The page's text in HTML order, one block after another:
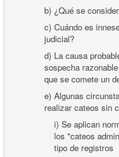
b) ¿Qué se
c) Cuándo es
judicial?
d) La causa
sospecha
que se comete un
e) Algunas
realizar cateos sin
i) Se aplican
los "cateos
tipo de registros